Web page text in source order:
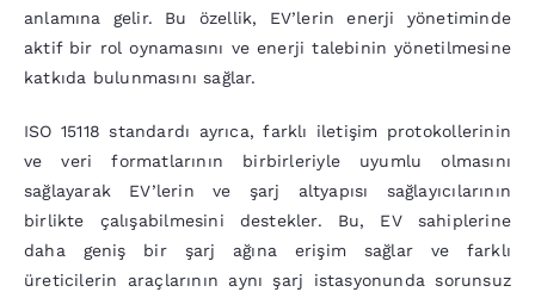
anlamına gelir. Bu özellik, EV’lerin enerji yönetiminde
aktif bir rol oynamasını ve enerji talebinin yönetilmesine
katkıda bulunmasını sağlar.
ISO 15118 standardı ayrıca, farklı iletişim protokollerinin
ve veri formatlarının birbirleriyle uyumlu olmasını
sağlayarak EV’lerin ve şarj altyapısı sağlayıcılarının
birlikte çalışabilmesini destekler. Bu, EV sahiplerine
daha geniş bir şarj ağına erişim sağlar ve farklı
üreticilerin araçlarının aynı şarj istasyonunda sorunsuz